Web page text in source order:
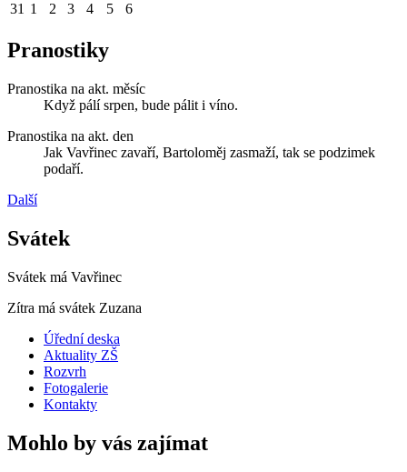
31 1 2 3 4 5 6
Pranostiky
Pranostika na akt. měsíc
Když pálí srpen, bude pálit i víno.
Pranostika na akt. den
Jak Vavřinec zavaří, Bartoloměj zasmaží, tak se podzimek
podaří.
Další
Svátek
Svátek má Vavřinec
Zítra má svátek Zuzana
Úřední deska
Aktuality ZŠ
Rozvrh
Fotogalerie
Kontakty
Mohlo by vás zajímat